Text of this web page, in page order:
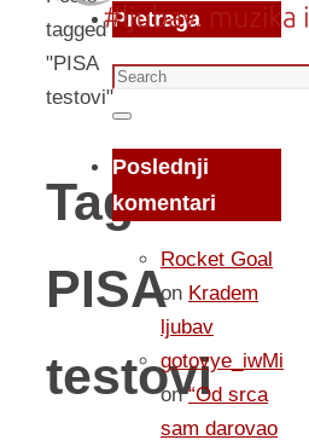
tagged
"PISA
testovi"
Tag:
PISA
testovi
Pretraga
Search
for:
Search
Poslednji
komentari
Rocket Goal
on Kradem
ljubav
gotovye_iwMi
on“Od srca
sam darovao